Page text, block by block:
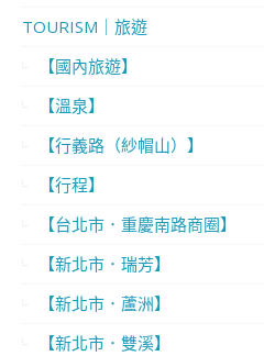
TOURISM｜旅遊
【國內旅遊】
【溫泉】
【行義路（紗帽山）】
【行程】
【台北市．重慶南路商圈】
【新北市．瑞芳】
【新北市．蘆洲】
【新北市．雙溪】